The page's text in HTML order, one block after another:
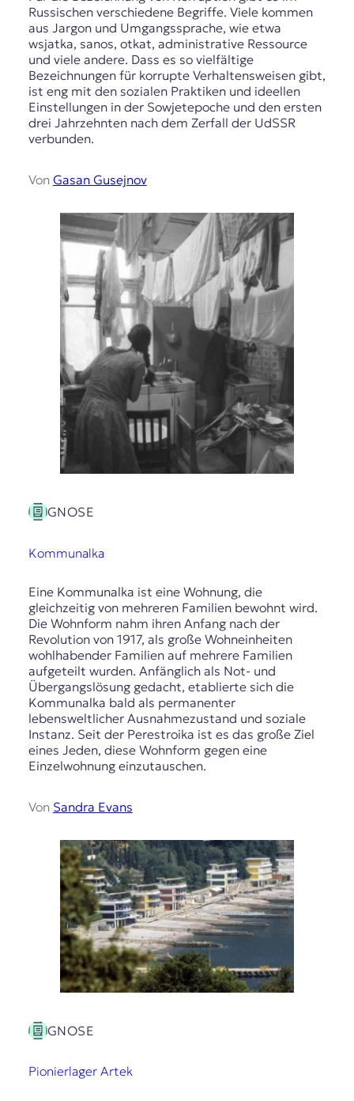
Russischen verschiedene Begriffe. Viele kommen
aus Jargon und Umgangssprache, wie etwa
wsjatka, sanos, otkat, administrative Ressource
und viele andere. Dass es so vielfältige
Bezeichnungen für korrupte Verhaltensweisen gibt,
ist eng mit den sozialen Praktiken und ideellen
Einstellungen in der Sowjetepoche und den ersten
drei Jahrzehnten nach dem Zerfall der UdSSR
verbunden.
Von Gasan Gusejnov
GNOSE
Kommunalka
Eine Kommunalka ist eine Wohnung, die
gleichzeitig von mehreren Familien bewohnt wird.
Die Wohnform nahm ihren Anfang nach der
Revolution von 1917, als große Wohneinheiten
wohlhabender Familien auf mehrere Familien
aufgeteilt wurden. Anfänglich als Not- und
Übergangslösung gedacht, etablierte sich die
Kommunalka bald als permanenter
lebensweltlicher Ausnahmezustand und soziale
Instanz. Seit der Perestroika ist es das große Ziel
eines Jeden, diese Wohnform gegen eine
Einzelwohnung einzutauschen.
Von Sandra Evans
GNOSE
Pionierlager Artek